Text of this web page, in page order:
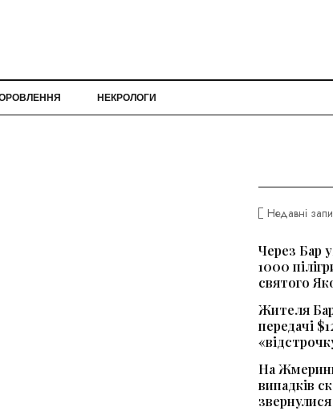
НЕКРОЛОГИ
Недавні
Через Бар
1000
святого
Жителя
передачі
На
випадків